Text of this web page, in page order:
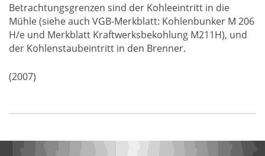
Betrachtungsgrenzen sind der Kohleeintritt in die
Mühle (siehe auch VGB-Merkblatt: Kohlenbunker M 206
H/e und Merkblatt Kraftwerksbekohlung M211H), und
der Kohlenstaubeintritt in den Brenner.
(2007)